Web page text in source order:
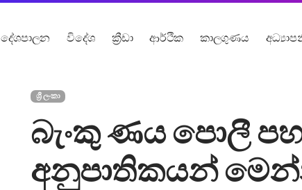
දේශපාලන විදේශ ක්‍රීඩා ආර්ථික කාලගුණය
ශ්‍රී ලංකා
බැංකු ණය පොලී
අනුපාතිකයන්